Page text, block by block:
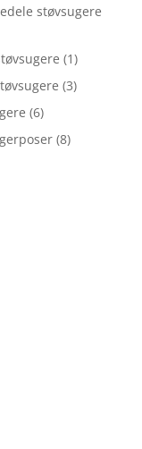
støvsugere
(1)
(3)
(6)
(8)